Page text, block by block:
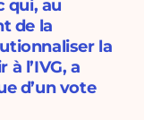
qui, au
de la
la
l’IVG, a
d’un vote